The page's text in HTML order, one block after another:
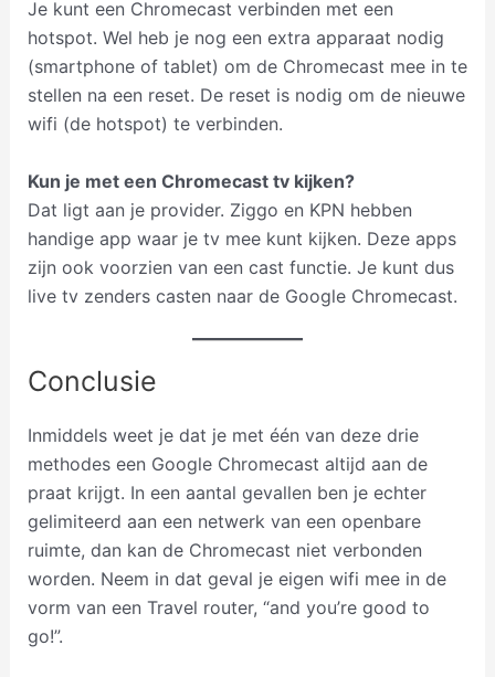
Je kunt een Chromecast verbinden met een
hotspot. Wel heb je nog een extra apparaat nodig
(smartphone of tablet) om de Chromecast mee in te
stellen na een reset. De reset is nodig om de nieuwe
wifi (de hotspot) te verbinden.
Kun je met een Chromecast tv kijken?
Dat ligt aan je provider. Ziggo en KPN hebben
handige app waar je tv mee kunt kijken. Deze apps
zijn ook voorzien van een cast functie. Je kunt dus
live tv zenders casten naar de Google Chromecast.
Conclusie
Inmiddels weet je dat je met één van deze drie
methodes een Google Chromecast altijd aan de
praat krijgt. In een aantal gevallen ben je echter
gelimiteerd aan een netwerk van een openbare
ruimte, dan kan de Chromecast niet verbonden
worden. Neem in dat geval je eigen wifi mee in de
vorm van een Travel router, “and you’re good to
go!”.